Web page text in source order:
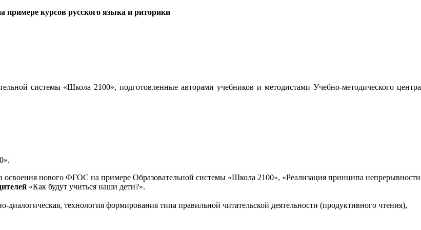
примере курсов русского языка и риторики
системы «Школа 2100», подготовленные авторами учебников и методистами Учебно-методического центра
освоения нового ФГОС на примере Образовательной системы «Школа 2100», «Реализация принципа непрерывности
«Как будут учиться наши дети?».
технология формирования типа правильной читательской деятельности (продуктивного чтения),